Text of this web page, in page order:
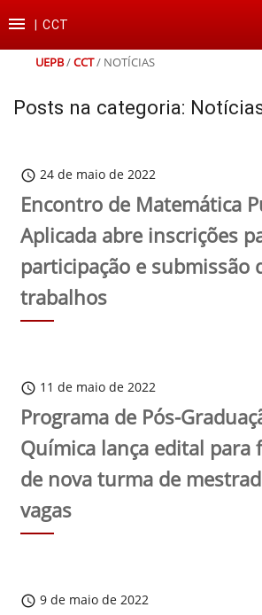
para
conteúdo
para
para
para
rodapé
 |CCT
UEPB/CCT/ NOTÍCIAS
Posts na categoria:
schedule 24 de maio de 2022
Encontro de Matemática
Aplicada abre inscrições
participação e submissão
trabalhos
schedule 11 de maio de 2022
Programa de Pós-
Química lança edital para
de nova turma de
vagas
schedule 9 de maio de 2022